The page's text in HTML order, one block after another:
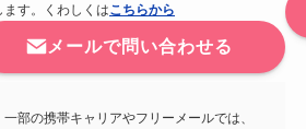
ます。くわしくはこちらから
メールで問い合わせる
一部の携帯キャリアやフリーメールでは、